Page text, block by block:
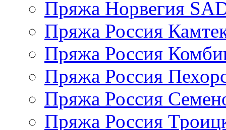
Пряжа Норвегия
Пряжа Россия
Пряжа Россия
Пряжа Россия
Пряжа Россия
Пряжа Россия